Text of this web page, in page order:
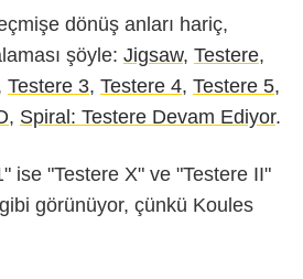
dönüş anları hariç,
şöyle: Jigsaw, Testere,
Testere 3, Testere 4, Testere 5,
, Spiral: Testere Devam Ediyor.
ise "Testere X" ve "Testere II"
görünüyor, çünkü Koules